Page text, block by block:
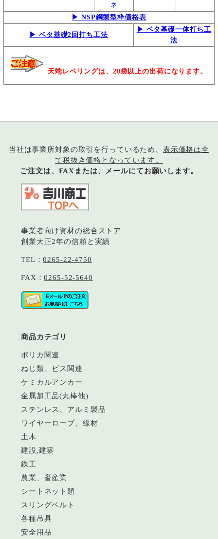
ネ
▶ NSP鋼製型枠価格表
▶ ベタ基礎2回打ち工法
▶ ベタ基礎一体打ち工
法
天端レベリングは、20袋以上の出荷になります。
当社は事業所対象の取引を行っているため、 表示価格は全
て税抜き価格となっています。
ご注文は、FAXまたは、メールにてお願いします。
事業者向け資材の総合ストア
創業大正2年の信頼と実績
TEL：0265-22-4750
FAX：0265-52-5640
商品カテゴリ
ポリカ関連
ねじ類、ビス関連
ケミカルアンカー
金属加工品(丸棒他)
ステンレス、アルミ製品
ワイヤーロープ、線材
土木
建設,建築
鉄工
農業、畜産業
シートネット類
スリングベルト
各種吊具
安全用品